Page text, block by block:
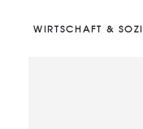
WIRTSCHAFT &